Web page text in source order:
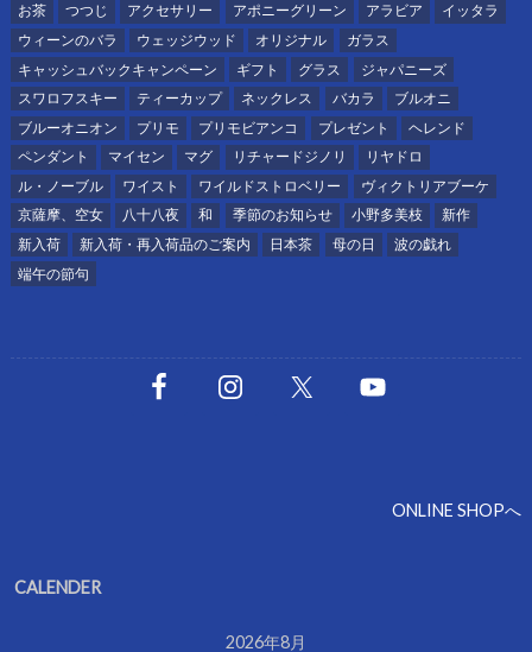
お茶 つつじ アクセサリー アポニーグリーン アラビア
イッタラ
ウィーンのバラ
ウェッジウッド オリジナル
ガラス
キャッシュバックキャンペーン
ギフト グラス
ジャパニーズ
スワロフスキー
ティーカップ ネックレス バカラ
ブルオニ
ブルーオニオン
プリモ プリモビアンコ プレゼント
ヘレンド
ペンダント
マイセン マグ リチャードジノリ
リヤドロ
ル・ノーブル
ワイスト ワイルドストロベリー
ヴィクトリアブーケ
京薩摩、空女
八十八夜 和 季節のお知らせ 小野多美枝
新作
新入荷
新入荷・再入荷品のご案内 日本茶 母の日
波の戯れ
端午の節句
ONLINE SHOPへ
CALENDER
2026年8月